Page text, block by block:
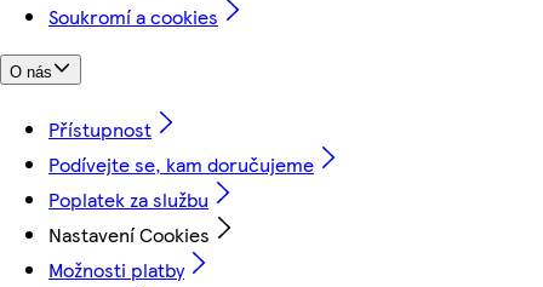
Soukromí a cookies
O nás
Přístupnost
Podívejte se, kam doručujeme
Poplatek za službu
Nastavení Cookies
Možnosti platby